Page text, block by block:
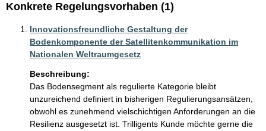
Konkrete Regelungsvorhaben (1)
Innovationsfreundliche Gestaltung der
Bodenkomponente der Satellitenkommunikation im
Nationalen Weltraumgesetz
Beschreibung:
Das Bodensegment als regulierte Kategorie bleibt
unzureichend definiert in bisherigen Regulierungsansätzen,
obwohl es zunehmend vielschichtigen Anforderungen an die
Resilienz ausgesetzt ist. Trilligents Kunde möchte gerne die